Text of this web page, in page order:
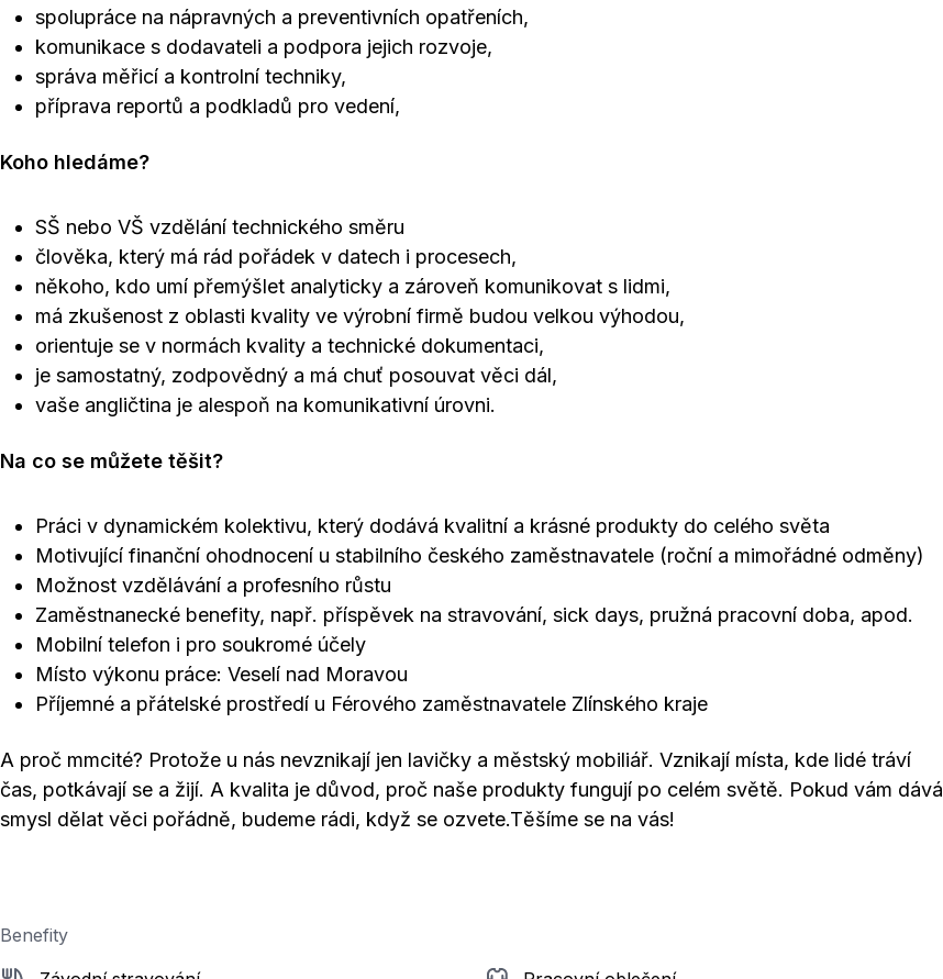
spolupráce na nápravných a preventivních opatřeních,
komunikace s dodavateli a podpora jejich rozvoje,
správa měřicí a kontrolní techniky,
příprava reportů a podkladů pro vedení,
Koho hledáme?
SŠ nebo VŠ vzdělání technického směru
člověka, který má rád pořádek v datech i procesech,
někoho, kdo umí přemýšlet analyticky a zároveň komunikovat s lidmi,
má zkušenost z oblasti kvality ve výrobní firmě budou velkou výhodou,
orientuje se v normách kvality a technické dokumentaci,
je samostatný, zodpovědný a má chuť posouvat věci dál,
vaše angličtina je alespoň na komunikativní úrovni.
Na co se můžete těšit?
Práci v dynamickém kolektivu, který dodává kvalitní a krásné produkty do celého světa
Motivující finanční ohodnocení u stabilního českého zaměstnavatele (roční a mimořádné odměny)
Možnost vzdělávání a profesního růstu
Zaměstnanecké benefity, např. příspěvek na stravování, sick days, pružná pracovní doba, apod.
Mobilní telefon i pro soukromé účely
Místo výkonu práce: Veselí nad Moravou
Příjemné a přátelské prostředí u Férového zaměstnavatele Zlínského kraje
A proč mmcité? Protože u nás nevznikají jen lavičky a městský mobiliář. Vznikají místa, kde lidé tráví
čas, potkávají se a žijí. A kvalita je důvod, proč naše produkty fungují po celém světě. Pokud vám dává
smysl dělat věci pořádně, budeme rádi, když se ozvete.Těšíme se na vás!
Benefity